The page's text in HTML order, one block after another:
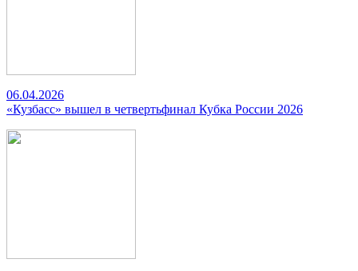
06.04.2026
«Кузбасс» вышел в четвертьфинал Кубка России 2026